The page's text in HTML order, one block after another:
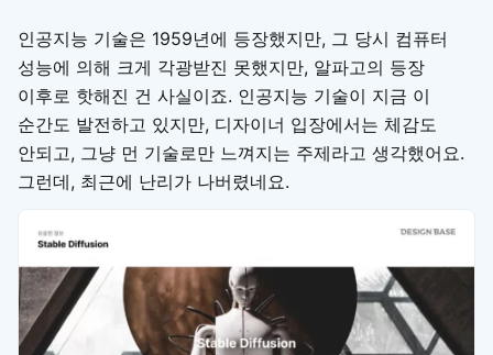
인공지능 기술은 1959년에 등장했지만, 그 당시 컴퓨터
성능에 의해 크게 각광받진 못했지만, 알파고의 등장
이후로 핫해진 건 사실이죠. 인공지능 기술이 지금 이
순간도 발전하고 있지만, 디자이너 입장에서는 체감도
안되고, 그냥 먼 기술로만 느껴지는 주제라고 생각했어요.
그런데, 최근에 난리가 나버렸네요.